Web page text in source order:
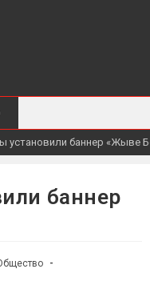
установили баннер «Жыве
баннер